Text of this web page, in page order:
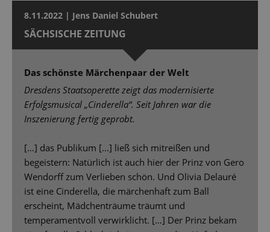
8.11.2022 | Jens Daniel Schubert
SÄCHSISCHE ZEITUNG
Das schönste Märchenpaar der Welt
Dresdens Staatsoperette zeigt das modernisierte
Erfolgsmusical „Cinderella“. Seit Jahren war die
Inszenierung fertig geprobt.
[…] das Publikum […] ließ sich mitreißen und
begeistern: Natürlich ist auch hier der Prinz von Gero
Wendorff zum Verlieben schön. Und Olivia Delauré
ist eine Cinderella, die märchenhaft zum Ball
erscheint, Mädchenträume träumt und
temperamentvoll verwirklicht. […] Der Prinz bekam